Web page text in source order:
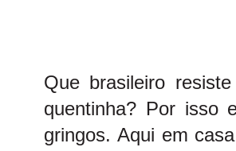
Que brasileiro
quentinha? Por isso
gringos. Aqui em